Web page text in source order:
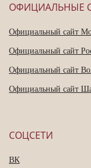
ОФИЦИАЛЬНЫЕ
Официальный сайт
Официальный сайт
Официальный сайт
Официальный сайт
СОЦСЕТИ
ВК